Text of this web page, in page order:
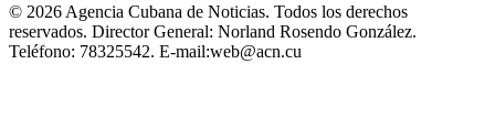
© 2026 Agencia Cubana de Noticias. Todos los derechos
reservados. Director General: Norland Rosendo González.
Teléfono: 78325542. E-mail:web@acn.cu